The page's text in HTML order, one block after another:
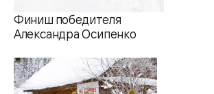
Финиш победителя
Александра Осипенко